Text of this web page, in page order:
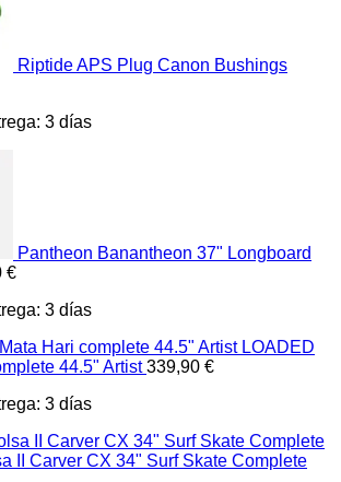
Riptide APS Plug Canon Bushings
3 días
Pantheon Banantheon 37" Longboard
€
3 días
LOADED
44.5" Artist 339,90 €
3 días
II Carver CX 34" Surf Skate Complete